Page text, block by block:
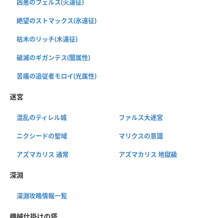
凶悪のフェルス(火遠征)
絶望のストマックス(氷遠征)
枯木のリッチ(木遠征)
破滅のギガンテス(闇属性)
苦痛の追従者モロイ(光属性)
迷宮
混乱のティレル城 ファルス大迷宮
ニクシードの聖域 マリクスの意識
アズマカリス 通常 アズマカリス 地獄級
深淵
深淵攻略情報一覧